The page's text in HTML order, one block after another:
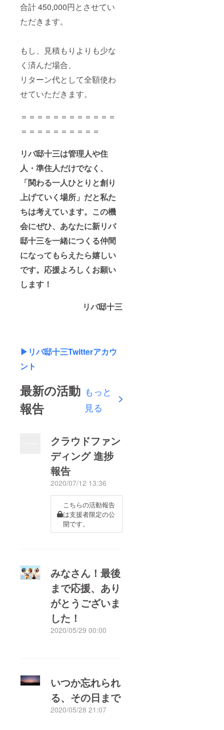
合計 450,000円とさせてい
ただきます。
もし、見積もりよりも少な
く済んだ場合、
リターン代として全額使わ
せていただきます。
＝＝＝＝＝＝＝＝＝＝＝＝
＝＝＝＝＝＝＝＝＝＝
リバ邸十三は管理人や住
人・準住人だけでなく、
「関わる一人ひとりと創り
上げていく場所」だと私た
ちは考えています。この機
会にぜひ、あなたに新リバ
邸十三を一緒につくる仲間
になってもらえたら嬉しい
です。応援よろしくお願い
します！
リバ邸十三
▶︎リバ邸十三Twitterアカウ
ント
最新の活動
報告
もっと
見る
クラウドファン
ディング 進捗
報告
2020/07/12 13:36
こちらの活動報告
は支援者限定の公
開です。
みなさん！最後
まで応援、あり
がとうございま
した！
2020/05/29 00:00
もっと見る
いつか忘れられ
る、その日まで
2020/05/28 21:07
もっと見る